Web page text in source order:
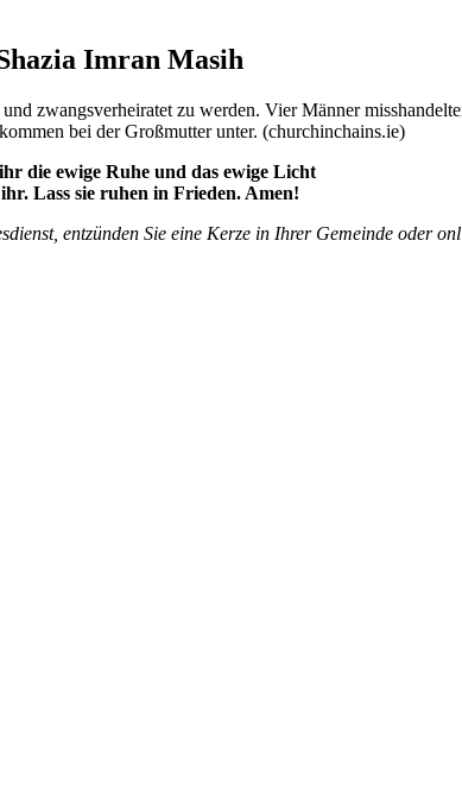
Imran Masih
zwangsverheiratet zu werden. Vier Männer
bei der Großmutter unter. (churchinchains.ie)
die ewige Ruhe und das ewige Licht
Lass sie ruhen in Frieden. Amen!
entzünden Sie eine Kerze in Ihrer Gemeinde oder